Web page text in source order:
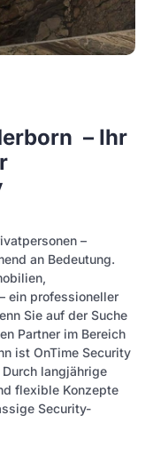
– Ihr
–
an Bedeutung.
ein professioneller
Sie auf der Suche
Partner im Bereich
ist OnTime Security
langjährige
flexible Konzepte
Security-